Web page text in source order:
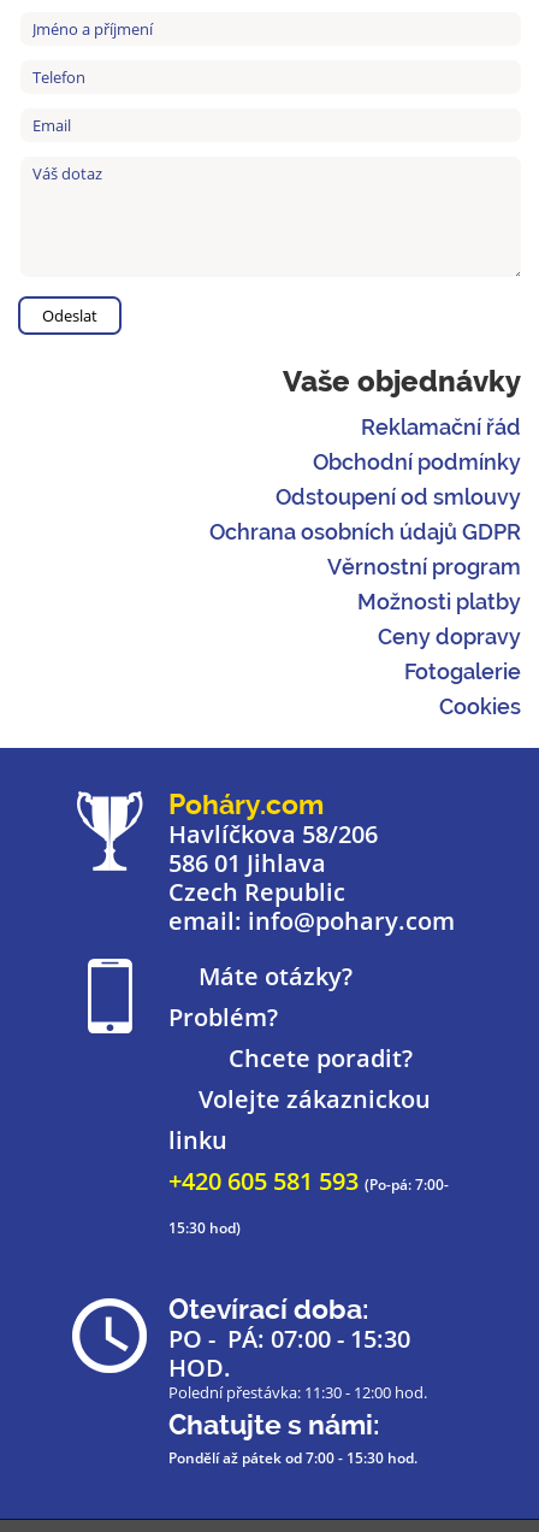
Vaše objednávky
Reklamační řád
Obchodní podmínky
Odstoupení od smlouvy
Ochrana osobních údajů GDPR
Věrnostní program
Možnosti platby
Ceny dopravy
Fotogalerie
Cookies
Poháry.com
Havlíčkova 58/206
586 01 Jihlava
Czech Republic
email: info@pohary.com
Máte otázky?
Problém?
Chcete poradit?
Volejte zákaznickou
linku
+420 605 581 593 (Po-pá: 7:00-
15:30 hod)
Otevírací doba:
PO - PÁ: 07:00 - 15:30
HOD.
Polední přestávka: 11:30 - 12:00 hod.
Chatujte s námi:
Pondělí až pátekod 7:00 - 15:30 hod.